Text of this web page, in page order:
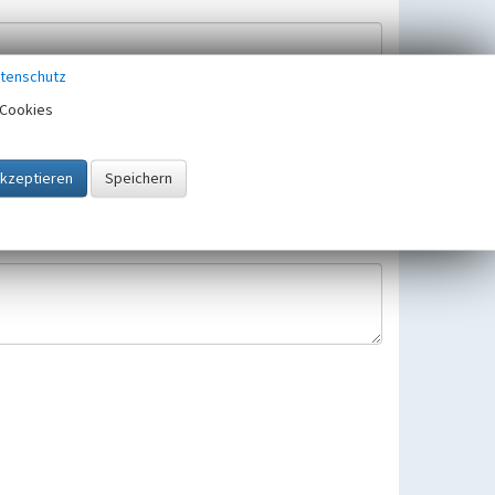
gespeichert und verwendet.
gültigen Europäischen